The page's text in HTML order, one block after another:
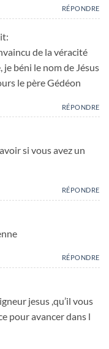
RÉPONDRE
de la véracité
je béni le nom de Jésus
le père Gédéon
RÉPONDRE
si vous avez un
RÉPONDRE
RÉPONDRE
jesus ,qu’il vous
pour avancer dans l